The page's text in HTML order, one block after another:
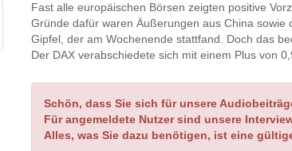
Fast alle europäischen Börsen zeigten positive
Gründe dafür waren Äußerungen aus China sowie
Gipfel, der am Wochenende stattfand. Doch das
Der DAX verabschiedete sich mit einem Plus von
Schön, dass Sie sich für unsere
Für angemeldete Nutzer sind unsere
Alles, was Sie dazu benötigen, ist eine